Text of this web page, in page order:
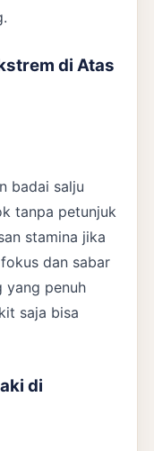
di Atas
badai salju
tanpa petunjuk
stamina jika
dan sabar
yang penuh
saja bisa
di